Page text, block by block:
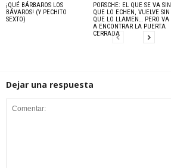
¡QUÉ BÁRBAROS LOS
BÁVAROS! (Y PECHITO
SEXTO)
PORSCHE: EL QUE SE VA SIN
QUE LO ECHEN, VUELVE SIN
QUE LO LLAMEN… PERO VA
A ENCONTRAR LA PUERTA
CERRADA
Dejar una respuesta